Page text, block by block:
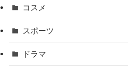
コスメ
スポーツ
ドラマ